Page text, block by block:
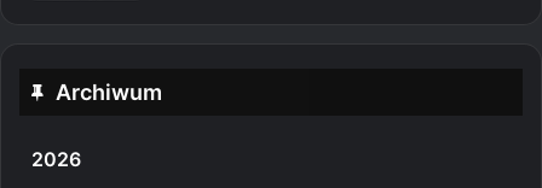
Archiwum
2026